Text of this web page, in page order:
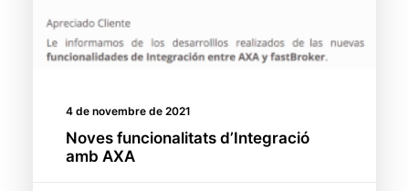
4 de novembre de 2021
Noves funcionalitats d’Integració
amb AXA